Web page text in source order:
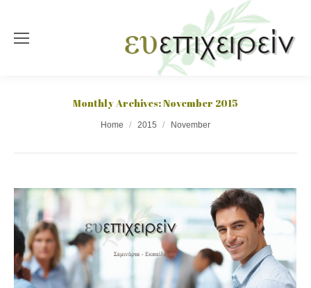
Monthly Archives:November 2015
Home 2015 November